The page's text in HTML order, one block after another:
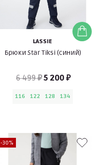
LASSIE
Брюки Star Tiksi (синий)
6 499 ₽5 200 ₽
116 122 128 134
-30%